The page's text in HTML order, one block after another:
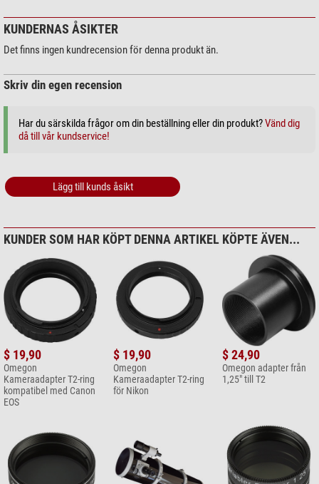
KUNDERNAS ÅSIKTER
Det finns ingen kundrecension för denna produkt än.
Skriv din egen recension
Har du särskilda frågor om din beställning eller din produkt?Vänd dig
då till vår kundservice!
Lägg till kunds åsikt
KUNDER SOM HAR KÖPT DENNA ARTIKEL KÖPTE ÄVEN...
$ 19,90
Omegon
Kameraadapter T2-ring
kompatibel med Canon
EOS
$ 19,90
Omegon
Kameraadapter T2-ring
för Nikon
$ 24,90
Omegon adapter från
1,25" till T2